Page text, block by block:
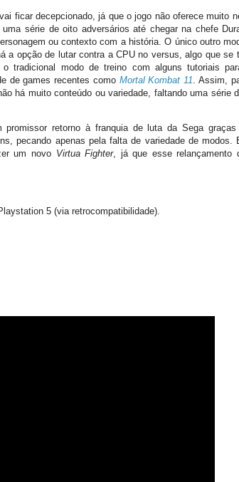
ficar decepcionado, já que o jogo não oferece muito
série de oito adversários até chegar na chefe
ou contexto com a história. O único outro
a opção de lutar contra a CPU no versus, algo que se
tradicional modo de treino com alguns tutoriais
de games recentes como Mortal Kombat 11. Assim,
há muito conteúdo ou variedade, faltando uma série
promissor retorno à franquia de luta da Sega
pecando apenas pela falta de variedade de modos.
um novo Virtua Fighter, já que esse relançamento
5 (via retrocompatibilidade).